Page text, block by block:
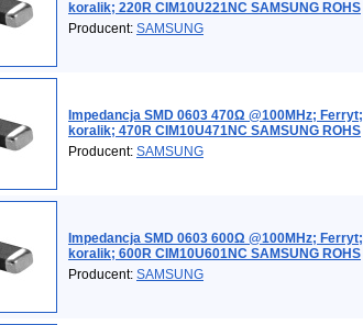
koralik; 220R CIM10U221NC SAMSUNG ROHS
Producent: SAMSUNG
Impedancja SMD 0603 470Ω @100MHz; Ferryt;
koralik; 470R CIM10U471NC SAMSUNG ROHS
Producent: SAMSUNG
Impedancja SMD 0603 600Ω @100MHz; Ferryt;
koralik; 600R CIM10U601NC SAMSUNG ROHS
Producent: SAMSUNG